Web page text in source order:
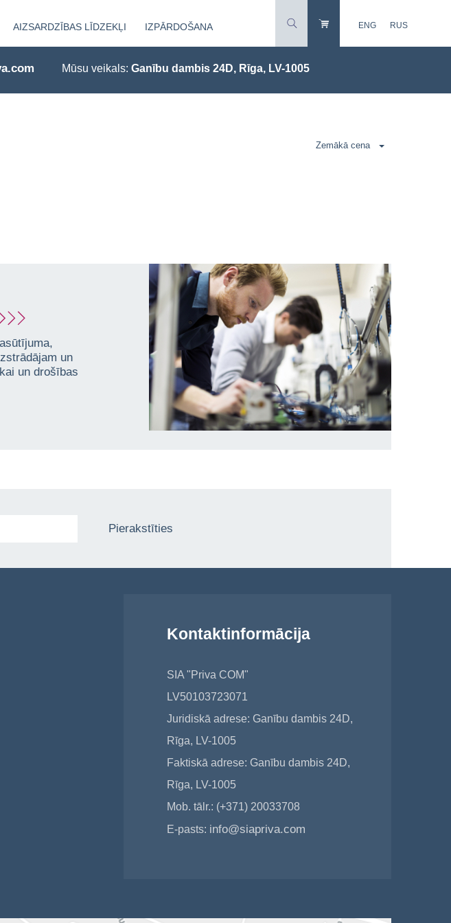
AIZSARDZĪBAS LĪDZEKĻI IZPĀRDOŠANA ENG RUS
Mūsu veikals: Ganību dambis 24D, Rīga, LV-1005
Zemākā cena
un
un drošības
Pierakstīties
Kontaktinformācija
SIA "Priva COM"
LV50103723071
Juridiskā adrese: Ganību dambis 24D,
Rīga, LV-1005
Faktiskā adrese: Ganību dambis 24D,
Rīga, LV-1005
Mob. tālr.: (+371) 20033708
E-pasts: info@siapriva.com